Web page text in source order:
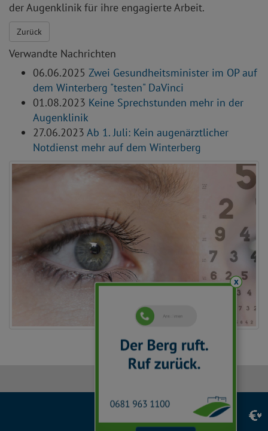
der Augenklinik für ihre engagierte Arbeit.
Zurück
Verwandte Nachrichten
06.06.2025 Zwei Gesundheitsminister im OP auf
dem Winterberg "testen" DaVinci
01.08.2023 Keine Sprechstunden mehr in der
Augenklinik
27.06.2023 Ab 1. Juli: Kein augenärztlicher
Notdienst mehr auf dem Winterberg
TikTok
YouTube
LinkedIn
Instagram
x